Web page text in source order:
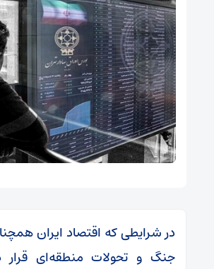
در شرایطی که اقتصاد ایران
جنگ و تحولات منطقه‌ای قرار